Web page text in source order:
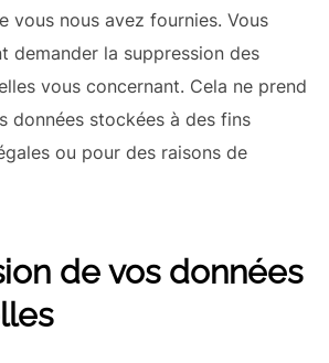
vous nous avez fournies. Vous
demander la suppression des
vous concernant. Cela ne prend
données stockées à des fins
ou pour des raisons de
de vos données